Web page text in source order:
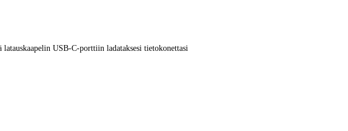
USB-C-porttiin ladataksesi tietokonettasi